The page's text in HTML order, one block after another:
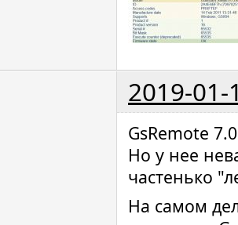
2019-01-
GsRemote
Но у нее
частенько
На самом